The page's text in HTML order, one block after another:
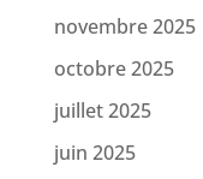
novembre 2025
octobre 2025
juillet 2025
juin 2025